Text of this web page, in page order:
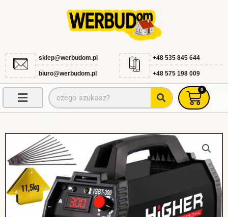
sklep@werbudom.pl
biuro@werbudom.pl
+48 535 845 644
+48 575 198 009
Szukaj 0